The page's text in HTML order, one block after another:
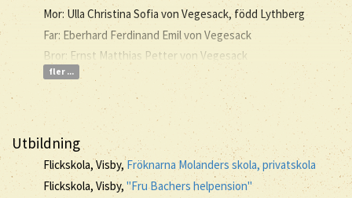
Mor: Ulla Christina Sofia von Vegesack, född Lythberg
Far: Eberhard Ferdinand Emil von Vegesack
Bror: Ernst Matthias Petter von Vegesack
fler ...
Utbildning
Flickskola, Visby,Fröknarna Molanders skola, privatskola
Flickskola, Visby, "Fru Bachers helpension"